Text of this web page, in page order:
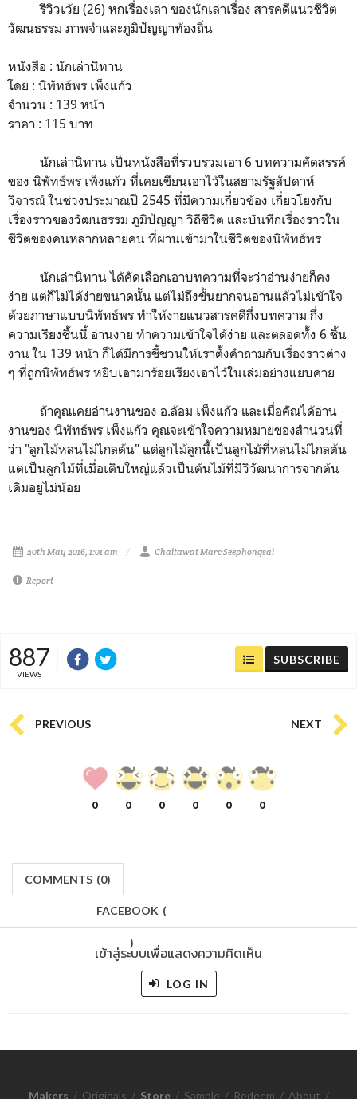
รีวิวเว้ย (26) หกเรื่องเล่า ของนักเล่าเรื่อง สารคดีแนวชีวิต
วัฒนธรรม ภาพจำและภูมิปัญญาท้องถิ่น
หนังสือ : นักเล่านิทาน
โดย : นิพัทธ์พร เพ็งแก้ว
จำนวน : 139 หน้า
ราคา : 115 บาท
นักเล่านิทาน เป็นหนังสือที่รวบรวมเอา 6 บทความคัดสรรค์
ของ นิพัทธ์พร เพ็งแก้ว ที่เคยเขียนเอาไว้ในสยามรัฐสัปดาห์
วิจารณ์ ในช่วงประมาณปี 2545 ที่มีความเกี่ยวข้อง เกี่ยวโยงกับ
เรื่องราวของวัฒนธรรม ภูมิปัญญา วิถีชีวิต และบันทึกเรื่องราวใน
ชีวิตของคนหลากหลายคน ที่ผ่านเข้ามาในชีวิตของนิพัทธ์พร
นักเล่านิทาน ได้คัดเลือกเอาบทความที่จะว่าอ่านง่ายก็คง
ง่าย แต่ก็ไม่ได้ง่ายขนาดนั้น แต่ไม่ถึงขั้นยากจนอ่านแล้วไม่เข้าใจ
ด้วยภาษาแบบนิพัทธ์พร ทำให้งายแนวสารคดีกึ่งบทความ กึ่ง
ความเรียงชิ้นนี้ อ่านงาย ทำความเข้าใจได้ง่าย และตลอดทั้ง 6 ชิ้น
งาน ใน 139 หน้า ก็ได้มีการชี้ชวนให้เราตั้งคำถามกับเรื่องราวต่าง
ๆ ที่ถูกนิพัทธ์พร หยิบเอามาร้อยเรียงเอาไว้ในเล่มอย่างแยบคาย
ถ้าคุณเคยอ่านงานของ อ.ล้อม เพ็งแก้ว และเมื่อคัณได้อ่าน
งานของ นิพัทธ์พร เพ็งแก้ว คุณจะเข้าใจความหมายของสำนวนที่
ว่า "ลูกไม้หลนไม่ไกลต้น" แต่ลูกไม้ลูกนี้เป็นลูกไม้ที่หล่นไม่ไกลต้น
แต่เป็นลูกไม้ที่เมื่อเติบใหญ่แล้วเป็นต้นไม้ที่มีวิวัฒนาการจากต้น
เดิมอยู่ไม่น้อย
20th May 2016, 1:01 am Chaitawat Marc Seephongsai
Report
887
VIEWS
SUBSCRIBE
PREVIOUS NEXT
0 0 0 0 0 0
COMMENTS (0)
FACEBOOK (
)
เข้าสู่ระบบเพื่อแสดงความคิดเห็น
LOG IN
Makers / Originals / Store / Sample / Redeem / About /